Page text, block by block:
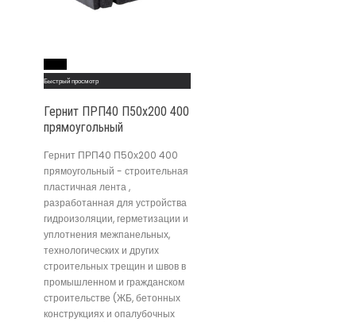
Быстрый просмотр
Гернит ПРП40 П50х200 400
прямоугольный
Гернит ПРП40 П50х200 400
прямоугольный - строительная
пластичная лента ,
разработанная для устройства
гидроизоляции, герметизации и
уплотнения межпанельных,
технологических и других
строительных трещин и швов в
промышленном и гражданском
строительстве (ЖБ, бетонных
конструкциях и опалубочных